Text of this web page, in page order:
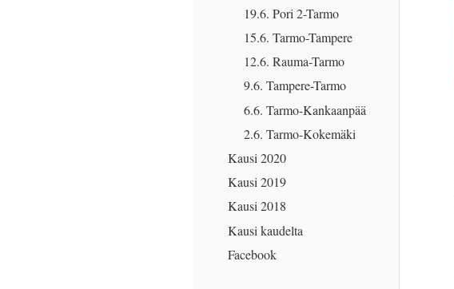
19.6. Pori 2-Tarmo
15.6. Tarmo-Tampere
12.6. Rauma-Tarmo
9.6. Tampere-Tarmo
6.6. Tarmo-Kankaanpää
2.6. Tarmo-Kokemäki
Kausi 2020
Kausi 2019
Kausi 2018
Kausi kaudelta
Facebook